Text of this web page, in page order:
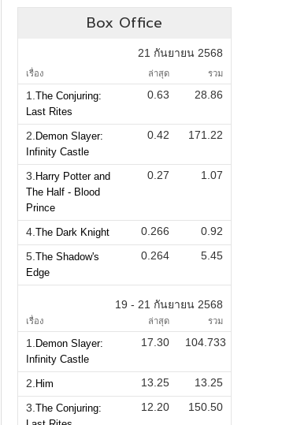
Box Office
21 กันยายน 2568
เรื่อง ล่าสุด รวม
1. The Conjuring:
Last Rites
0.63 28.86
2. Demon Slayer:
Infinity Castle
0.42 171.22
3. Harry Potter and
The Half - Blood
Prince
0.27 1.07
4. The Dark Knight 0.266
0.92
5. The Shadow's
Edge
0.264 5.45
19 - 21 กันยายน 2568
เรื่อง ล่าสุด รวม
1. Demon Slayer:
Infinity Castle
17.30 104.733
2. Him 13.25
13.25
3. The Conjuring:
12.20 150.50